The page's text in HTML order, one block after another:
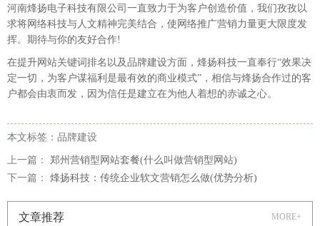
河南烽扬电子科技有限公司 一直致力于为客户创造价值，我们孜孜以
求将网络科技与人文精神完美结合，使网络推广营销力量更大限度发
挥。期待与你的友好合作!
在提升网站关键词排名以及品牌建设方面，烽扬科技一直奉行“效果决
定一切，为客户谋福利是最有效的商业模式” ，相信与烽扬合作过的客
户都会由衷而发，因为信任是建立在为他人着想的赤诚之心。
本文标签：品牌建设
上一篇： 郑州营销型网站套餐(什么叫做营销型网站)
下一篇： 烽扬科技：传统企业软文营销怎么做(优势分析)
文章推荐 MORE+